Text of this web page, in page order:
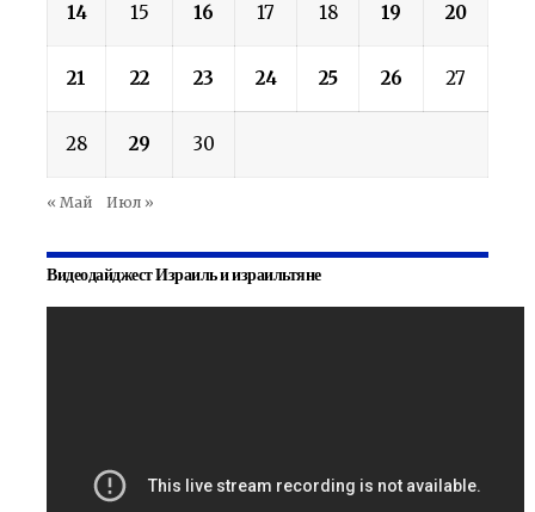
14 15 16 17 18 19 20
21 22 23 24 25 26 27
28 29 30
« Май Июл »
Видеодайджест Израиль и израильтяне